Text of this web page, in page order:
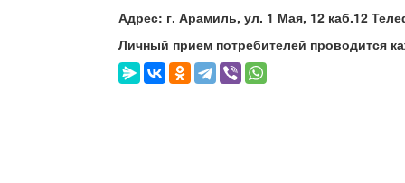
Адрес: г. Арамиль, ул. 1 Мая, 12 каб.12
Личный прием потребителей проводится